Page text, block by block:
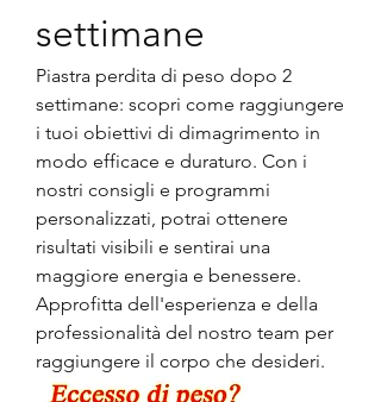
settimane
Piastra perdita di peso dopo 2
settimane: scopri come raggiungere
i tuoi obiettivi di dimagrimento in
modo efficace e duraturo. Con i
nostri consigli e programmi
personalizzati, potrai ottenere
risultati visibili e sentirai una
maggiore energia e benessere.
Approfitta dell'esperienza e della
professionalità del nostro team per
raggiungere il corpo che desideri.